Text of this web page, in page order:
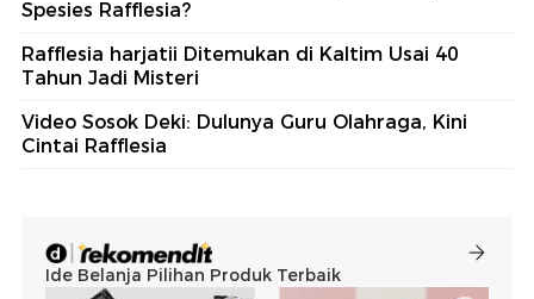
Spesies Rafflesia?
Rafflesia harjatii Ditemukan di Kaltim Usai 40
Tahun Jadi Misteri
Video Sosok Deki: Dulunya Guru Olahraga, Kini
Cintai Rafflesia